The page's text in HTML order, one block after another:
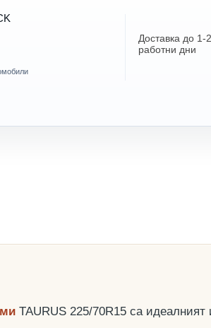
Доставка до 1-2
работни дни
TAURUS 225/70R15 са идеалният